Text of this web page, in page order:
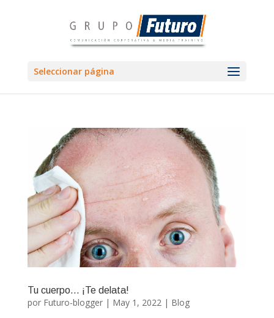
Seleccionar página
Tu cuerpo… ¡Te delata!
por Futuro-blogger| May 1, 2022 | Blog